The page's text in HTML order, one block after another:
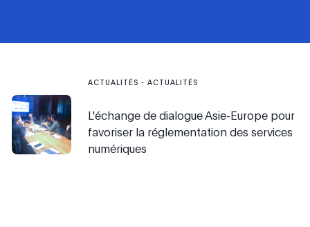
ACTUALITÉS -ACTUALITÉS
L'échange de dialogue Asie-Europe pour
favoriser la réglementation des services
numériques